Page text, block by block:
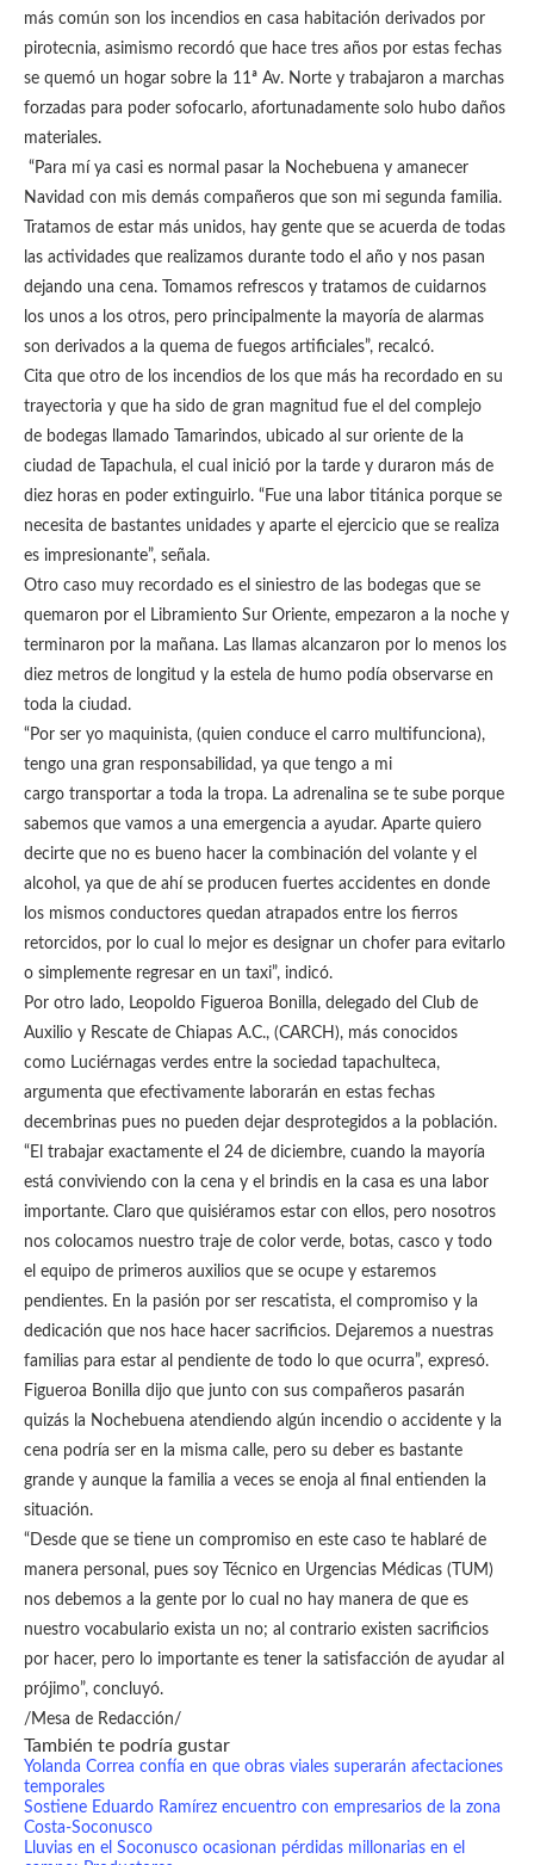
más común son los incendios en casa habitación derivados por
pirotecnia, asimismo recordó que hace tres años por estas fechas
se quemó un hogar sobre la 11ª Av. Norte y trabajaron a marchas
forzadas para poder sofocarlo, afortunadamente solo hubo daños
materiales.
“Para mí ya casi es normal pasar la Nochebuena y amanecer
Navidad con mis demás compañeros que son mi segunda familia.
Tratamos de estar más unidos, hay gente que se acuerda de todas
las actividades que realizamos durante todo el año y nos pasan
dejando una cena. Tomamos refrescos y tratamos de cuidarnos
los unos a los otros, pero principalmente la mayoría de alarmas
son derivados a la quema de fuegos artificiales”, recalcó.
Cita que otro de los incendios de los que más ha recordado en su
trayectoria y que ha sido de gran magnitud fue el del complejo
de bodegas llamado Tamarindos, ubicado al sur oriente de la
ciudad de Tapachula, el cual inició por la tarde y duraron más de
diez horas en poder extinguirlo. “Fue una labor titánica porque se
necesita de bastantes unidades y aparte el ejercicio que se realiza
es impresionante”, señala.
Otro caso muy recordado es el siniestro de las bodegas que se
quemaron por el Libramiento Sur Oriente, empezaron a la noche y
terminaron por la mañana. Las llamas alcanzaron por lo menos los
diez metros de longitud y la estela de humo podía observarse en
toda la ciudad.
“Por ser yo maquinista, (quien conduce el carro multifunciona),
tengo una gran responsabilidad, ya que tengo a mi
cargo transportar a toda la tropa. La adrenalina se te sube porque
sabemos que vamos a una emergencia a ayudar. Aparte quiero
decirte que no es bueno hacer la combinación del volante y el
alcohol, ya que de ahí se producen fuertes accidentes en donde
los mismos conductores quedan atrapados entre los fierros
retorcidos, por lo cual lo mejor es designar un chofer para evitarlo
o simplemente regresar en un taxi”, indicó.
Por otro lado, Leopoldo Figueroa Bonilla, delegado del Club de
Auxilio y Rescate de Chiapas A.C., (CARCH), más conocidos
como Luciérnagas verdes entre la sociedad tapachulteca,
argumenta que efectivamente laborarán en estas fechas
decembrinas pues no pueden dejar desprotegidos a la población.
“El trabajar exactamente el 24 de diciembre, cuando la mayoría
está conviviendo con la cena y el brindis en la casa es una labor
importante. Claro que quisiéramos estar con ellos, pero nosotros
nos colocamos nuestro traje de color verde, botas, casco y todo
el equipo de primeros auxilios que se ocupe y estaremos
pendientes. En la pasión por ser rescatista, el compromiso y la
dedicación que nos hace hacer sacrificios. Dejaremos a nuestras
familias para estar al pendiente de todo lo que ocurra”, expresó.
Figueroa Bonilla dijo que junto con sus compañeros pasarán
quizás la Nochebuena atendiendo algún incendio o accidente y la
cena podría ser en la misma calle, pero su deber es bastante
grande y aunque la familia a veces se enoja al final entienden la
situación.
“Desde que se tiene un compromiso en este caso te hablaré de
manera personal, pues soy Técnico en Urgencias Médicas (TUM)
nos debemos a la gente por lo cual no hay manera de que es
nuestro vocabulario exista un no; al contrario existen sacrificios
por hacer, pero lo importante es tener la satisfacción de ayudar al
prójimo”, concluyó.
/Mesa de Redacción/
También te podría gustar
Yolanda Correa confía en que obras viales superarán afectaciones
temporales
Sostiene Eduardo Ramírez encuentro con empresarios de la zona
Costa-Soconusco
Lluvias en el Soconusco ocasionan pérdidas millonarias en el